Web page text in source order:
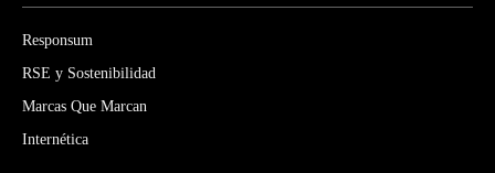
Responsum
RSE y Sostenibilidad
Marcas Que Marcan
Internética